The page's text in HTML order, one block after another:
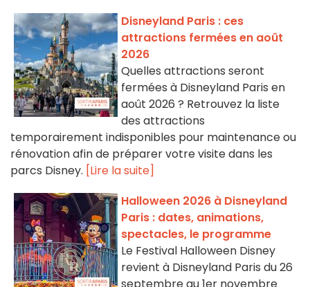
Disneyland Paris : ces
attractions fermées en août
2026
Quelles attractions seront
fermées à Disneyland Paris en
août 2026 ? Retrouvez la liste
des attractions
temporairement indisponibles pour maintenance ou
rénovation afin de préparer votre visite dans les
parcs Disney. [Lire la suite]
Halloween 2026 à Disneyland
Paris : dates, animations,
spectacles, le programme
Le Festival Halloween Disney
revient à Disneyland Paris du 26